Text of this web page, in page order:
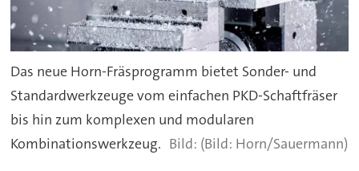
Das neue Horn-Fräsprogramm bietet Sonder- und
Standardwerkzeuge vom einfachen PKD-Schaftfräser
bis hin zum komplexen und modularen
Kombinationswerkzeug.
(Bild: Horn/Sauermann)